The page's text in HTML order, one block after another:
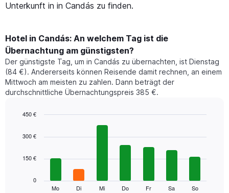
Unterkunft in in Candás zu finden.
Hotel in Candás: An welchem Tag ist die
Übernachtung am günstigsten?
Der günstigste Tag, um in Candás zu übernachten, ist Dienstag
(84 €). Andererseits können Reisende damit rechnen, an einem
Mittwoch am meisten zu zahlen. Dann beträgt der
durchschnittliche Übernachtungspreis 385 €.
chart
bars.
Mo Di Mi Do Fr Sa So
0
150 €
300 €
450 €